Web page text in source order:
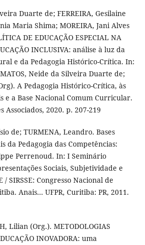
Duarte de; FERREIRA, Gesilaine
Maria Shima; MOREIRA, Jani Alves
DE EDUCAÇÃO ESPECIAL NA
INCLUSIVA: análise à luz da
e da Pedagogia Histórico-Crítica. In:
Neide da Silveira Duarte de;
A Pedagogia Histórico-Crítica, às
e a Base Nacional Comum Curricular.
Associados, 2020. p. 207-219
de; TURMENA, Leandro. Bases
da Pedagogia das Competências:
Perrenoud. In: I Seminário
Sociais, Subjetividade e
/ SIRSSE: Congresso Nacional de
Anais... UFPR, Curitiba: PR, 2011.
Lilian (Org.). METODOLOGIAS
INOVADORA: uma